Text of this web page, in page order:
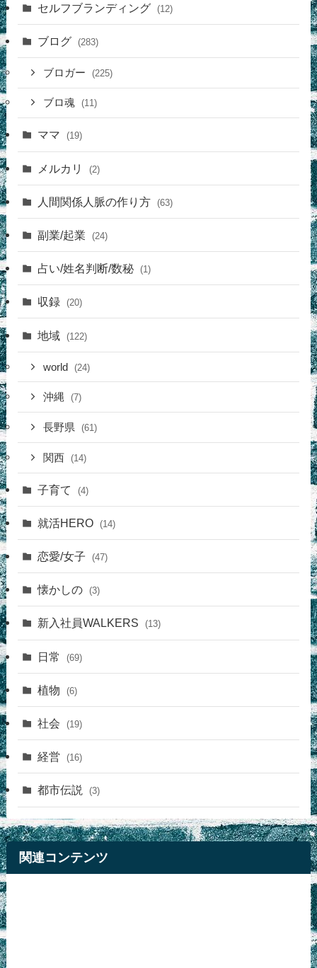
セルフブランディング (12)
ブログ (283)
ブロガー (225)
ブロ魂 (11)
ママ (19)
メルカリ (2)
人間関係人脈の作り方 (63)
副業/起業 (24)
占い/姓名判断/数秘 (1)
収録 (20)
地域 (122)
world (24)
沖縄 (7)
長野県 (61)
関西 (14)
子育て (4)
就活HERO (14)
恋愛/女子 (47)
懐かしの (3)
新入社員WALKERS (13)
日常 (69)
植物 (6)
社会 (19)
経営 (16)
都市伝説 (3)
関連コンテンツ